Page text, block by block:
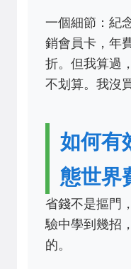
一個細節：紀
銷會員卡，年
折。但我算過
不划算。我沒
如何有
態世界
省錢不是摳門
驗中學到幾招
的。